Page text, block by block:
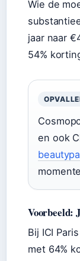
Wie de
jaar naar
54%
en ook
Voorbeeld:
Bij ICI
met 64%